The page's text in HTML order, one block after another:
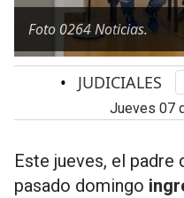
Foto 0264 Noticias.
• JUDICIALES
jueves 07
Este jueves, el
pasado domingo